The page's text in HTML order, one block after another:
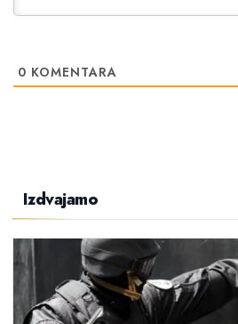
0 KOMENTARA
Izdvajamo